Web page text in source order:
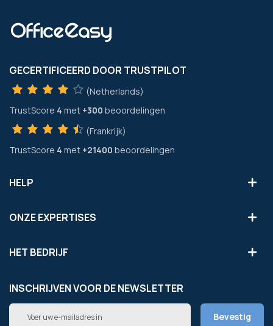
GECERTIFICEERD DOOR TRUSTPILOT
(Netherlands)
TrustScore 4 met +300 beoordelingen
(Frankrijk)
TrustScore 4 met +21400 beoordelingen
HELP
ONZE EXPERTISES
HET BEDRIJF
INSCHRIJVEN VOOR DE NEWSLETTER
Abonneer
Bevestig